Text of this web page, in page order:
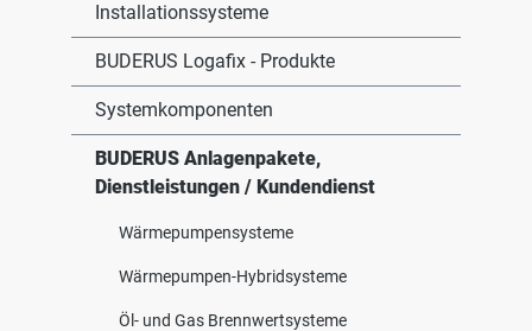
Installationssysteme
BUDERUS Logafix - Produkte
Systemkomponenten
BUDERUS Anlagenpakete,
Dienstleistungen / Kundendienst
Wärmepumpensysteme
Wärmepumpen-Hybridsysteme
Öl- und Gas Brennwertsysteme